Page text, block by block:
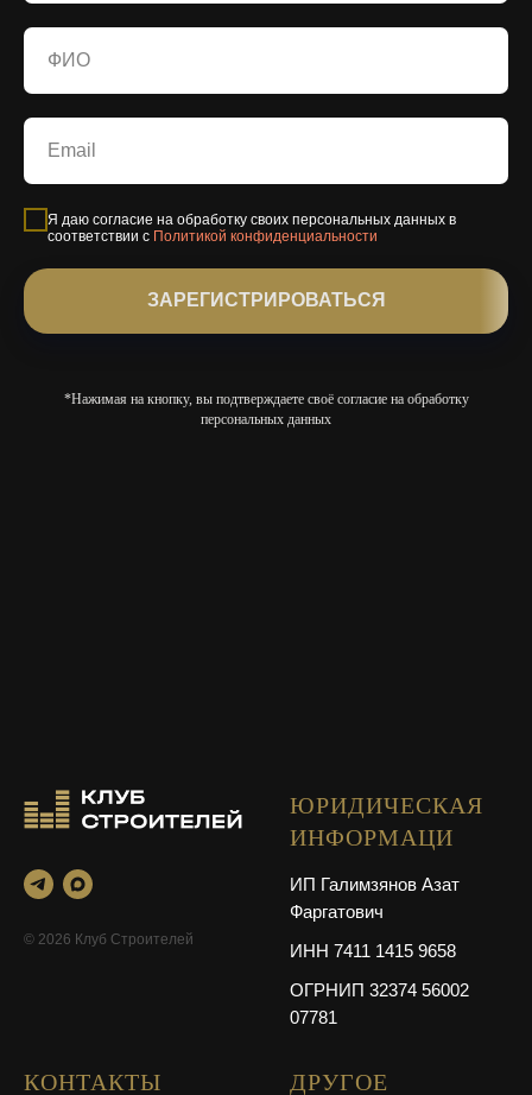
Я даю согласие на обработку своих персональных данных в
соответствии с Политикой конфиденциальности
ЗАРЕГИСТРИРОВАТЬСЯ
*Нажимая на кнопку, вы подтверждаете своё согласие на обработку
персональных данных
© 2026 Клуб Строителей
ЮРИДИЧЕСКАЯ
ИНФОРМАЦИ
ИП Галимзянов Азат
Фаргатович
ИНН 7411 1415 9658
ОГРНИП 32374 56002
07781
КОНТАКТЫ ДРУГОЕ